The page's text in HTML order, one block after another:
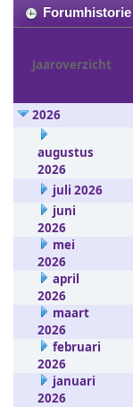
Forumhistorie
Jaaroverzicht
2026
augustus
2026
juli 2026
juni
2026
mei
2026
april
2026
maart
2026
februari
2026
januari
2026